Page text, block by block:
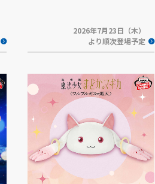
2026年7月23日（木）
より順次登場予定